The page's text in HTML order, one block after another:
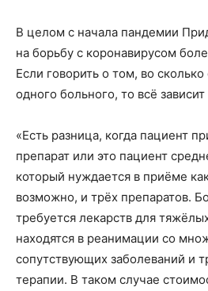
В целом с начала пандемии
на борьбу с коронавирусом
Если говорить о том, во
одного больного, то всё
«Есть разница, когда пациент
препарат или это пациент
который нуждается в приёме
возможно, и трёх препаратов.
требуется лекарств для
находятся в реанимации со
сопутствующих заболеваний и
терапии. В таком случае